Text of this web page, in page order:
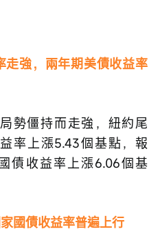
走強，兩年期美債收益率
勢僵持而走強，紐約尾
率上漲5.43個基點，報
債收益率上漲6.06個基
國債收益率普遍上行